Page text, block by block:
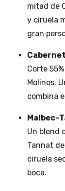
mitad de
y ciruela
gran
Corte
Molinos.
combina
Un blend
Tannat
ciruela
boca.